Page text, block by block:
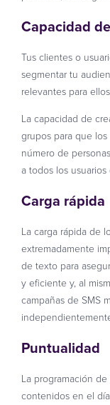
Capacidad
Tus clientes o
segmentar tu
relevantes para
La capacidad de
grupos para que
número de
a todos los
Carga rápida
La carga rápida de
extremadamente
de texto para
y eficiente y, al
campañas de SMS
Puntualidad
La programación
contenidos en el